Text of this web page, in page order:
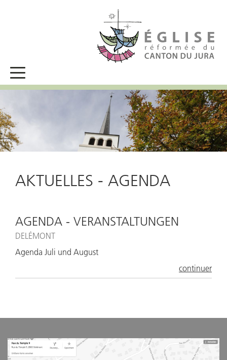
AKTUELLES - AGENDA
AGENDA - VERANSTALTUNGEN
DELÉMONT
Agenda Juli und August
continuer